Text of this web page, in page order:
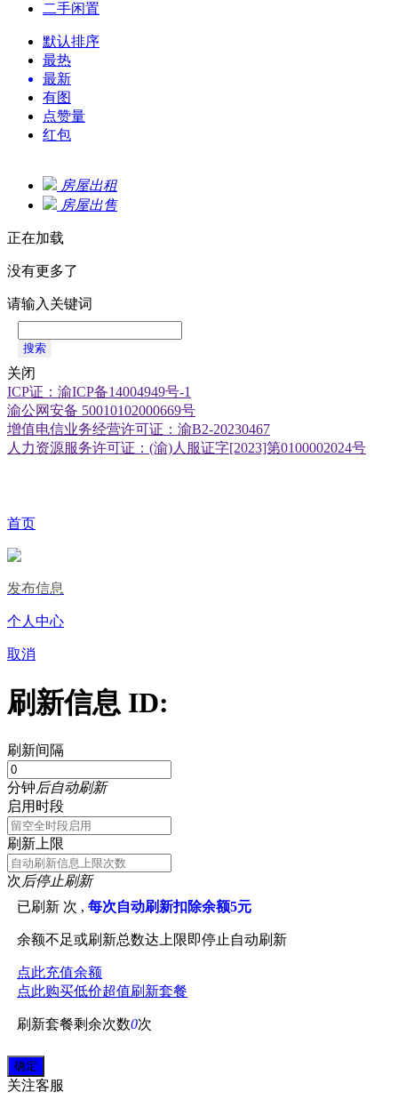
二手闲置
默认排序
最热
最新
有图
点赞量
红包
房屋出租
房屋出售
正在加载
没有更多了
请输入关键词
搜索
关闭
ICP证：渝ICP备14004949号-1
渝公网安备 50010102000669号
增值电信业务经营许可证：渝B2-20230467
人力资源服务许可证：(渝)人服证字[2023]第0100002024号
首页
发布信息
个人中心
取消
刷新信息 ID:
刷新间隔
分钟后自动刷新
启用时段
刷新上限
次后停止刷新
已刷新 次 ,每次自动刷新扣除余额5元
余额不足或刷新总数达上限即停止自动刷新
点此充值余额
点此购买低价超值刷新套餐
刷新套餐剩余次数0次
关注客服